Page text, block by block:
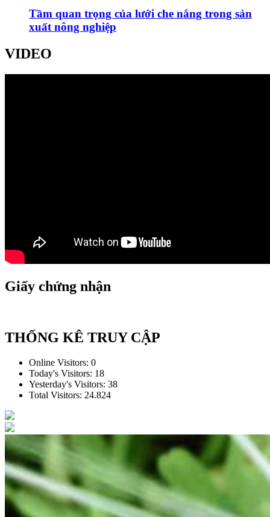
Tầm quan trọng của lưới che nắng trong sản
xuất nông nghiệp
VIDEO
Giấy chứng nhận
THỐNG KÊ TRUY CẬP
Online Visitors: 0
Today's Visitors: 18
Yesterday's Visitors: 38
Total Visitors: 24.824